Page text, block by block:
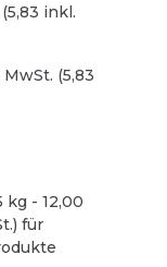
inkl.
(5,83
kg - 12,00
für